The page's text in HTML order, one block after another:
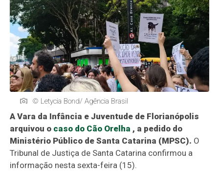
© Letycia Bond/ Agência Brasil
A Vara da Infância e Juventude de Florianópolis
arquivou o caso do Cão Orelha , a pedido do
Ministério Público de Santa Catarina (MPSC). O
Tribunal de Justiça de Santa Catarina confirmou a
informação nesta sexta-feira (15).